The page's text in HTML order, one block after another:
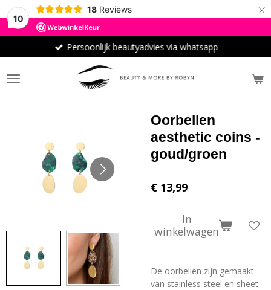
10
18 Reviews ×
Persoonlijk beautyadvies via whatsapp
Oorbellen
aesthetic coins -
goud/groen
€ 13,99
In
winkelwagen
De oorbellen zijn gemaakt
van stainless steel en sheet